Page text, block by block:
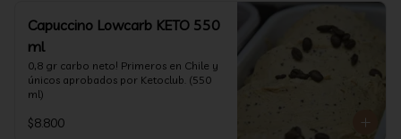
Capuccino Lowcarb KETO 550
ml
0,8 gr carbo neto! Primeros en Chile y
únicos aprobados por Ketoclub. (550
ml)
$8.800